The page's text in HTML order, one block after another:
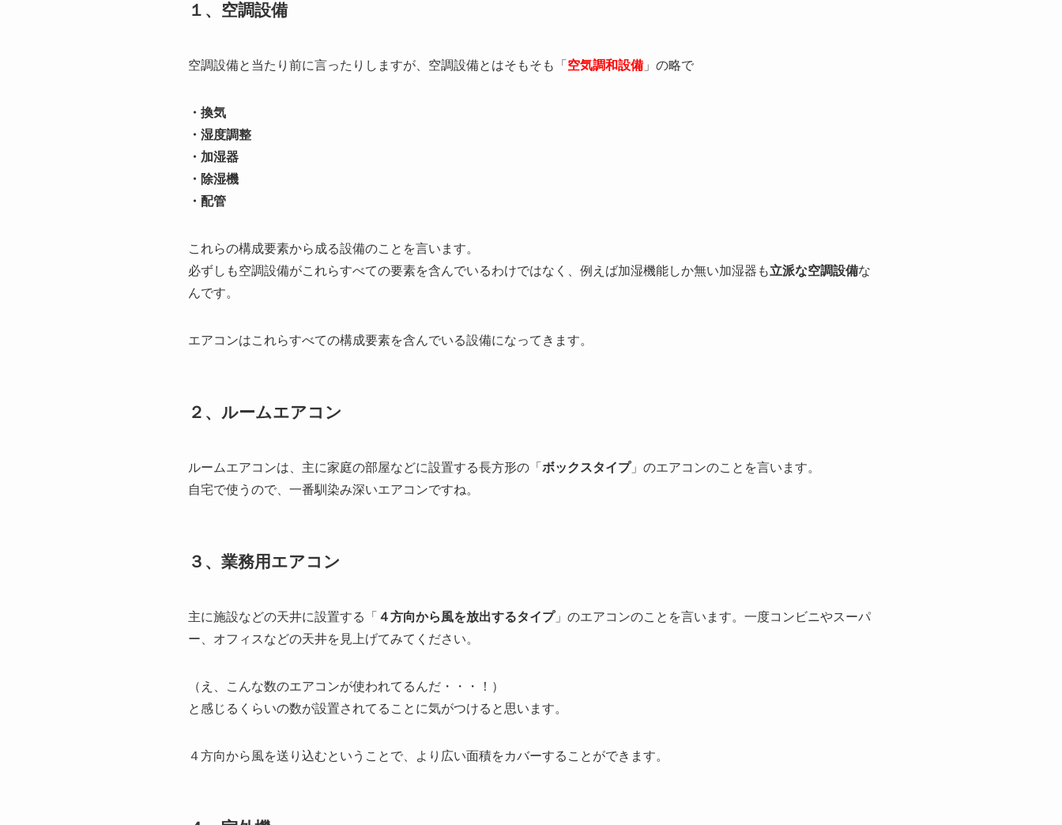
１、空調設備
空調設備と当たり前に言ったりしますが、空調設備とはそもそも「 空気調和設備 」の略で
・換気
・湿度調整
・加湿器
・除湿機
・配管
これらの構成要素から成る設備のことを言います。
必ずしも空調設備がこれらすべての要素を含んでいるわけではなく、例えば加湿機能しか無い加湿器も立派な空調設備な
んです。
エアコンはこれらすべての構成要素を含んでいる設備になってきます。
２、ルームエアコン
ルームエアコンは、主に家庭の部屋などに設置する長方形の「 ボックスタイプ」のエアコンのことを言います。
自宅で使うので、一番馴染み深いエアコンですね。
３、業務用エアコン
主に施設などの天井に設置する「 ４方向から風を放出するタイプ」のエアコンのことを言います。一度コンビニやスーパ
ー、オフィスなどの天井を見上げてみてください。
（え、こんな数のエアコンが使われてるんだ・・・！）
と感じるくらいの数が設置されてることに気がつけると思います。
４方向から風を送り込むということで、より広い面積をカバーすることができます。